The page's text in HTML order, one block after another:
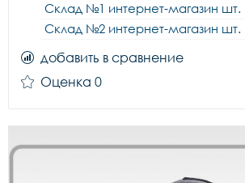
Склад №1 интернет-магазин шт.
Склад №2 интернет-магазин шт.
добавить в сравнение
Оценка 0